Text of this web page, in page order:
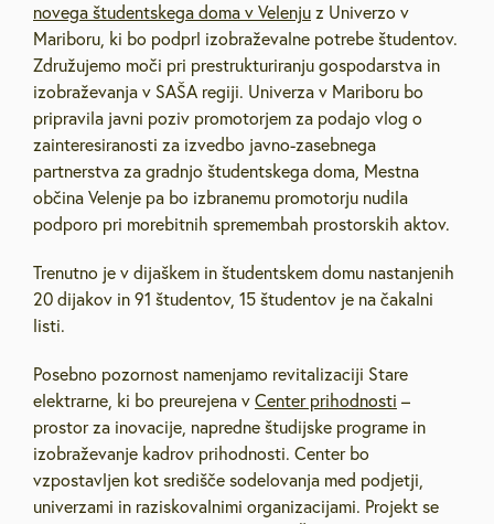
novega študentskega doma v Velenju z Univerzo v
Mariboru, ki bo podprl izobraževalne potrebe študentov.
Združujemo moči pri prestrukturiranju gospodarstva in
izobraževanja v SAŠA regiji. Univerza v Mariboru bo
pripravila javni poziv promotorjem za podajo vlog o
zainteresiranosti za izvedbo javno-zasebnega
partnerstva za gradnjo študentskega doma, Mestna
občina Velenje pa bo izbranemu promotorju nudila
podporo pri morebitnih spremembah prostorskih aktov.
Trenutno je v dijaškem in študentskem domu nastanjenih
20 dijakov in 91 študentov, 15 študentov je na čakalni
listi.
Posebno pozornost namenjamo revitalizaciji Stare
elektrarne, ki bo preurejena v Center prihodnosti –
prostor za inovacije, napredne študijske programe in
izobraževanje kadrov prihodnosti. Center bo
vzpostavljen kot središče sodelovanja med podjetji,
univerzami in raziskovalnimi organizacijami. Projekt se